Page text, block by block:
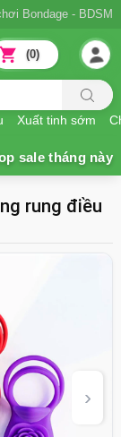
dương vật đeo Đồ
Xuất tinh sớm
(0)
rung điều